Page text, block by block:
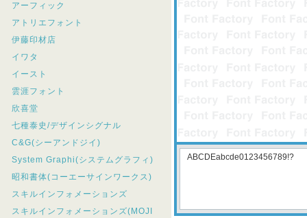
アーフィック
アトリエフォント
伊藤印材店
イワタ
イースト
雲涯フォント
欣喜堂
七種泰史/デザインシグナル
C&G(シーアンドジイ)
System Graphi(システムグラフィ)
昭和書体(コーエーサインワークス)
スキルインフォメーションズ
スキルインフォメーションズ(MOJI